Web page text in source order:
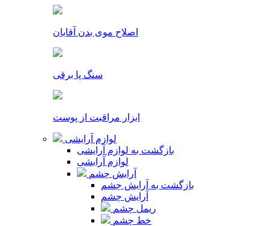
اصلاح موی بدن آقایان
سنگ پا برقی
ابزار مراقبت از پوست
لوازم آرایشی
بازگشت به لوازم آرایشی
لوازم آرایشی
آرایش چشم
بازگشت به آرایش چشم
آرایش چشم
ریمل چشم
خط چشم